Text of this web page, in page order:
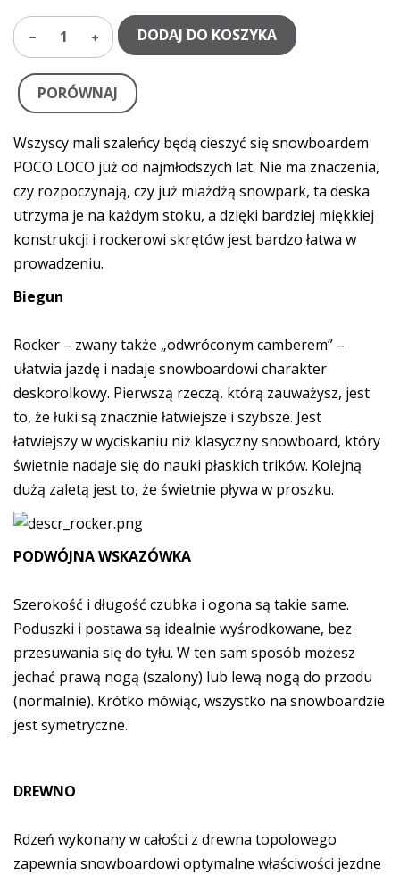
1 DODAJ DO KOSZYKA
PORÓWNAJ
Wszyscy mali szaleńcy będą cieszyć się snowboardem
POCO LOCO już od najmłodszych lat. Nie ma znaczenia,
czy rozpoczynają, czy już miażdżą snowpark, ta deska
utrzyma je na każdym stoku, a dzięki bardziej miękkiej
konstrukcji i rockerowi skrętów jest bardzo łatwa w
prowadzeniu.
Biegun
Rocker – zwany także „odwróconym camberem” –
ułatwia jazdę i nadaje snowboardowi charakter
deskorolkowy. Pierwszą rzeczą, którą zauważysz, jest
to, że łuki są znacznie łatwiejsze i szybsze. Jest
łatwiejszy w wyciskaniu niż klasyczny snowboard, który
świetnie nadaje się do nauki płaskich trików. Kolejną
dużą zaletą jest to, że świetnie pływa w proszku.
PODWÓJNA WSKAZÓWKA
Szerokość i długość czubka i ogona są takie same.
Poduszki i postawa są idealnie wyśrodkowane, bez
przesuwania się do tyłu. W ten sam sposób możesz
jechać prawą nogą (szalony) lub lewą nogą do przodu
(normalnie). Krótko mówiąc, wszystko na snowboardzie
jest symetryczne.
DREWNO
Rdzeń wykonany w całości z drewna topolowego
zapewnia snowboardowi optymalne właściwości jezdne